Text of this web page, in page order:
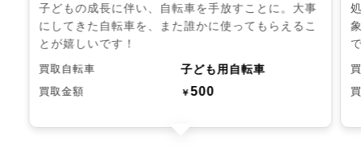
子どもの成長に伴い、自転車を手放すことに。大事
にしてきた自転車を、また誰かに使ってもらえるこ
とが嬉しいです！
買取自転車 子ども用自転車
買取金額 ￥500